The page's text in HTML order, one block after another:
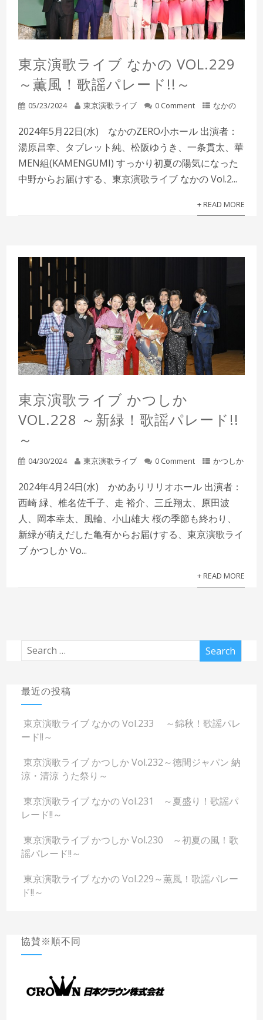
東京演歌ライブ なかの VOL.229
～薫風！歌謡パレード!!～
05/23/2024 東京演歌ライブ 0 Comment なかの
2024年5月22日(水) なかのZERO小ホール 出演者：
湯原昌幸、タブレット純、松阪ゆうき、一条貫太、華
MEN組(KAMENGUMI) すっかり初夏の陽気になった
中野からお届けする、東京演歌ライブ なかの Vol.2...
+ READ MORE
東京演歌ライブ かつしか
VOL.228 ～新緑！歌謡パレード!!
～
04/30/2024 東京演歌ライブ 0 Comment かつしか
2024年4月24日(水) かめありリリオホール 出演者：
西崎 緑、椎名佐千子、走 裕介、三丘翔太、原田波
人、岡本幸太、風輪、小山雄大 桜の季節も終わり、
新緑が萌えだした亀有からお届けする、東京演歌ライ
ブ かつしか Vo...
+ READ MORE
最近の投稿
東京演歌ライブ なかの Vol.233 ～錦秋！歌謡パレ
ード!!～
東京演歌ライブ かつしか Vol.232～徳間ジャパン 納
涼・清涼 うた祭り～
東京演歌ライブ なかの Vol.231 ～夏盛り！歌謡パ
レード!!～
東京演歌ライブ かつしか Vol.230 ～初夏の風！歌
謡パレード!!～
東京演歌ライブ なかの Vol.229～薫風！歌謡パレー
ド!!～
協賛※順不同